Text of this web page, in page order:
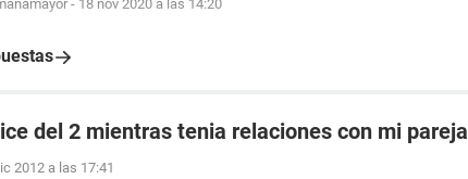
- 18 nov 2020 a las 14:20
del 2 mientras tenia relaciones con mi pareja
2012 a las 17:41